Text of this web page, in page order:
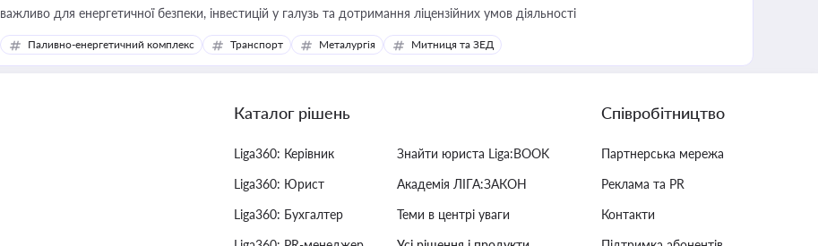
важливо для енергетичної безпеки, інвестицій у галузь та дотримання ліцензійних умов діяльності
Паливно-енергетичний комплекс Транспорт Металургія Митниця та ЗЕД
Каталог рішень
Liga360: Керівник
Liga360: Юрист
Liga360: Бухгалтер
Знайти юриста Liga:BOOK
Академія ЛІГА:ЗАКОН
Теми в центрі уваги
Співробітництво
Партнерська мережа
Реклама та PR
Контакти